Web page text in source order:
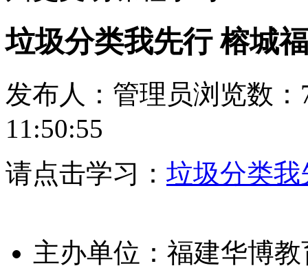
垃圾分类我先行 榕城
发布人：管理员浏览数：
11:50:55
请点击学习： 垃圾分类
主办单位：福建华博